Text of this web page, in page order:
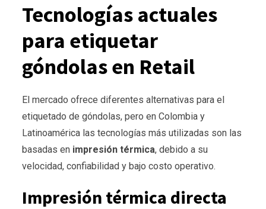
Tecnologías actuales
para etiquetar
góndolas en Retail
El mercado ofrece diferentes alternativas para el
etiquetado de góndolas, pero en Colombia y
Latinoamérica las tecnologías más utilizadas son las
basadas en impresión térmica, debido a su
velocidad, confiabilidad y bajo costo operativo.
Impresión térmica directa